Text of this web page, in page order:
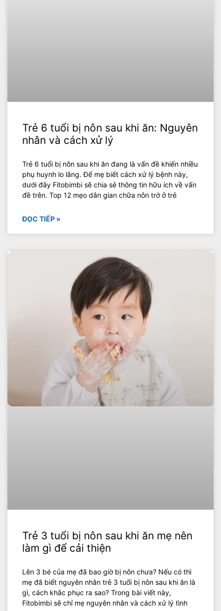
Trẻ 6 tuổi bị nôn sau khi ăn: Nguyên
nhân và cách xử lý
Trẻ 6 tuổi bị nôn sau khi ăn đang là vấn đề khiến nhiều
phụ huynh lo lắng. Để mẹ biết cách xử lý bệnh này,
dưới đây Fitobimbi sẽ chia sẻ thông tin hữu ích về vấn
đề trên. Top 12 mẹo dân gian chữa nôn trớ ở trẻ
ĐỌC TIẾP »
Trẻ 3 tuổi bị nôn sau khi ăn mẹ nên
làm gì để cải thiện
Lên 3 bé của mẹ đã bao giờ bị nôn chưa? Nếu có thì
mẹ đã biết nguyên nhân trẻ 3 tuổi bị nôn sau khi ăn là
gì, cách khắc phục ra sao? Trong bài viết này,
Fitobimbi sẽ chỉ mẹ nguyên nhân và cách xử lý tình